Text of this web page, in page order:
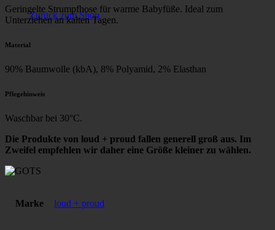
Zurück zum Shop
Geringelte Strumpfhose für warme Babyfüße. Ideal zum
Unterziehen an kalten Tagen.
Material
90% Baumwolle (kbA), 8% Polyamid, 2% Elasthan
Pflegehinweis
Waschbar bei 30°C.
Die Produkte von loud + proud fallen generell groß aus. Im
Zweifel empfehlen wir daher eine Größe kleiner zu wählen.
Marke loud + proud